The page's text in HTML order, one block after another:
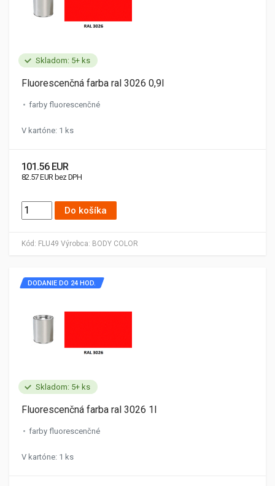
Skladom: 5+ ks
Kód: FLU49 Výrobca: BODY COLOR
Fluorescenčná farba ral 3026 0,9l
farby fluorescenčné
V kartóne: 1 ks
101.56 EUR
82.57 EUR bez DPH
Do košíka
Skladom: 5+ ks
DODANIE DO 24 HOD.
Fluorescenčná farba ral 3026 1l
farby fluorescenčné
V kartóne: 1 ks